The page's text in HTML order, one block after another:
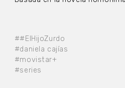
##ElHijoZurdo
#daniela cajías
#movistar+
#series